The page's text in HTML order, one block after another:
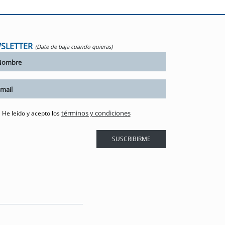
(Date de baja cuando quieras)
He leído y acepto lostérminos y condiciones
SUSCRIBIRME